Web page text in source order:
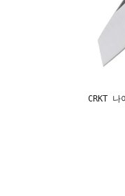
CRKT